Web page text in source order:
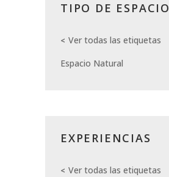
TIPO DE ESPACIO
Ver todas las etiquetas
Espacio Natural
EXPERIENCIAS
Ver todas las etiquetas